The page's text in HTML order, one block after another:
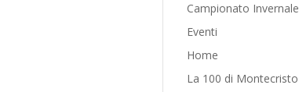
Campionato Invernale
Eventi
Home
La 100 di Montecristo